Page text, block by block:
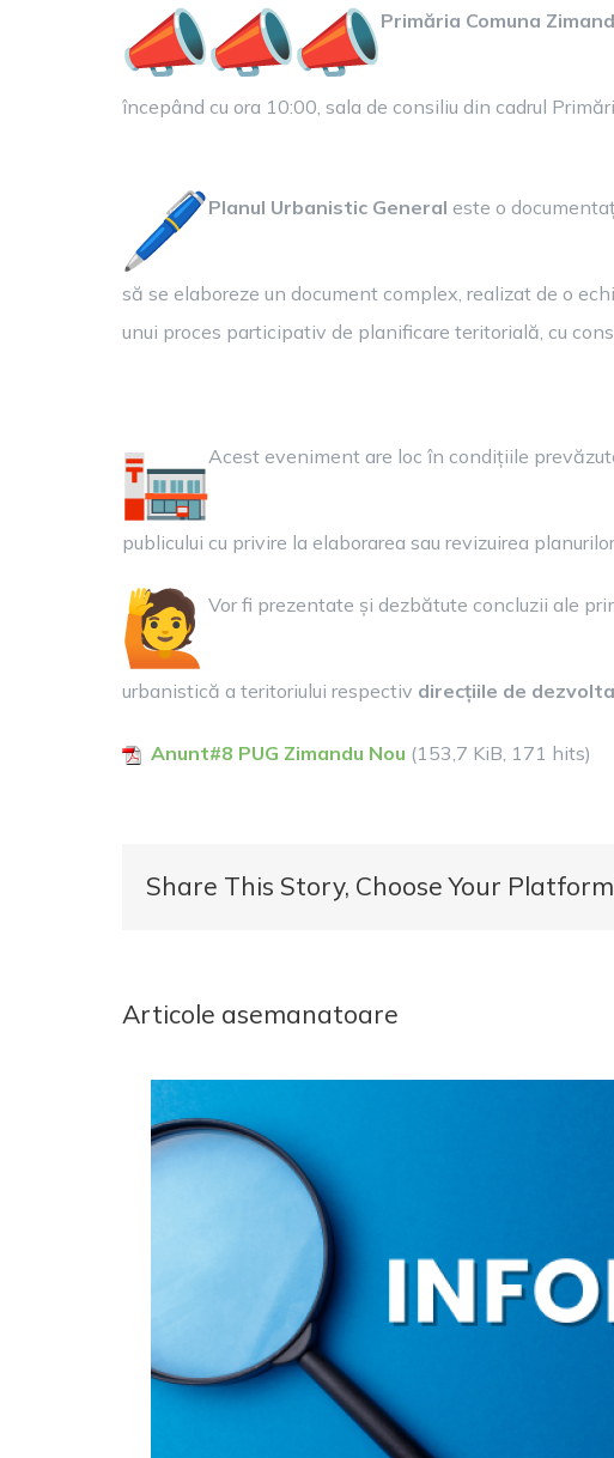
–
ZIMANDU
Primăria Comuna
începând cu ora 10:00, sala de consiliu din cadrul
Planul Urbanistic General este o
să se elaboreze un document complex, realizat de o
unui proces participativ de planificare teritorială, cu
Acest eveniment are loc în condițiile
publicului cu privire la elaborarea sau revizuirea
Vor fi prezentate și dezbătute concluzii ale
urbanistică a teritoriului respectiv direcțiile de
Anunt#8 PUG Zimandu Nou (153,7 KiB, 171 hits)
Share This Story, Choose Your
Articole asemanatoare